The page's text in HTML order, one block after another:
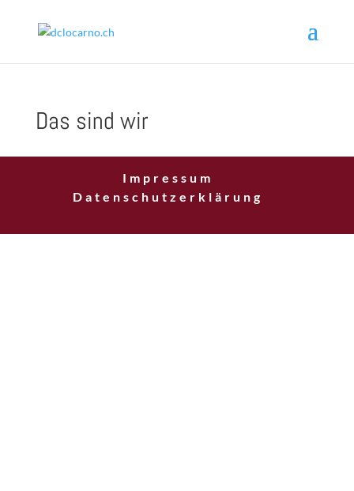
Das sind wir
Impressum
Datenschutzerklärung